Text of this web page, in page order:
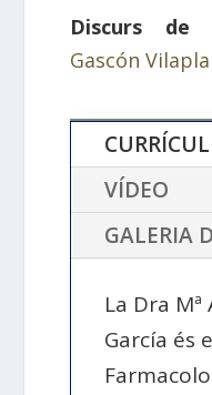
Discurs de
Gascón
VÍDEO
GALERIA
La Dra
García és